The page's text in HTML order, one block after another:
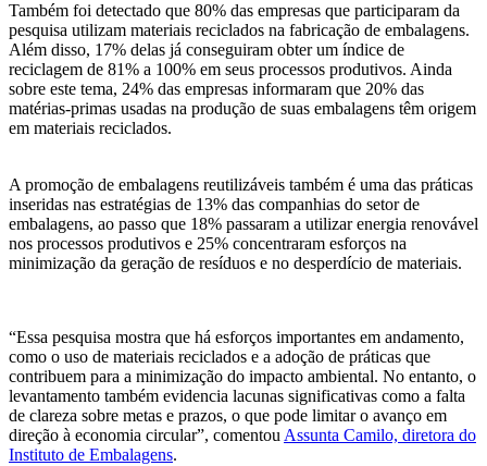
Também foi detectado que 80% das empresas que participaram da
pesquisa utilizam materiais reciclados na fabricação de embalagens.
Além disso, 17% delas já conseguiram obter um índice de
reciclagem de 81% a 100% em seus processos produtivos. Ainda
sobre este tema, 24% das empresas informaram que 20% das
matérias-primas usadas na produção de suas embalagens têm origem
em materiais reciclados.
A promoção de embalagens reutilizáveis também é uma das práticas
inseridas nas estratégias de 13% das companhias do setor de
embalagens, ao passo que 18% passaram a utilizar energia renovável
nos processos produtivos e 25% concentraram esforços na
minimização da geração de resíduos e no desperdício de materiais.
“Essa pesquisa mostra que há esforços importantes em andamento,
como o uso de materiais reciclados e a adoção de práticas que
contribuem para a minimização do impacto ambiental. No entanto, o
levantamento também evidencia lacunas significativas como a falta
de clareza sobre metas e prazos, o que pode limitar o avanço em
direção à economia circular”, comentouAssunta Camilo, diretora do
Instituto de Embalagens.